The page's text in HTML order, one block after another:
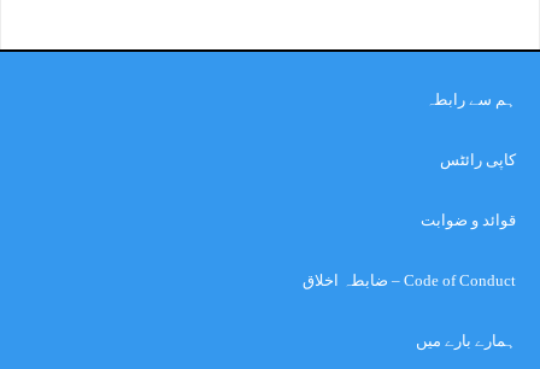
ہم سے رابطہ
کاپی رائٹس
قوائد و ضوابت
Code of Conduct – ضابطہ اخلاق
ہمارے بارے میں